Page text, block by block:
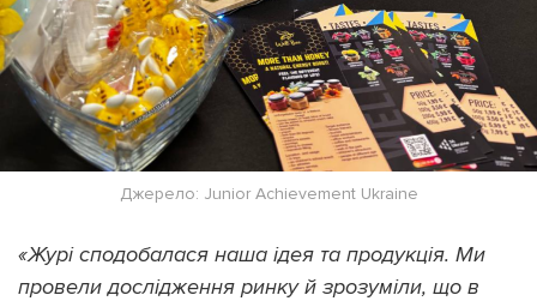
Джерело: Junior Achievement Ukraine
«Журі сподобалася наша ідея та продукція. Ми
провели дослідження ринку й зрозуміли, що в